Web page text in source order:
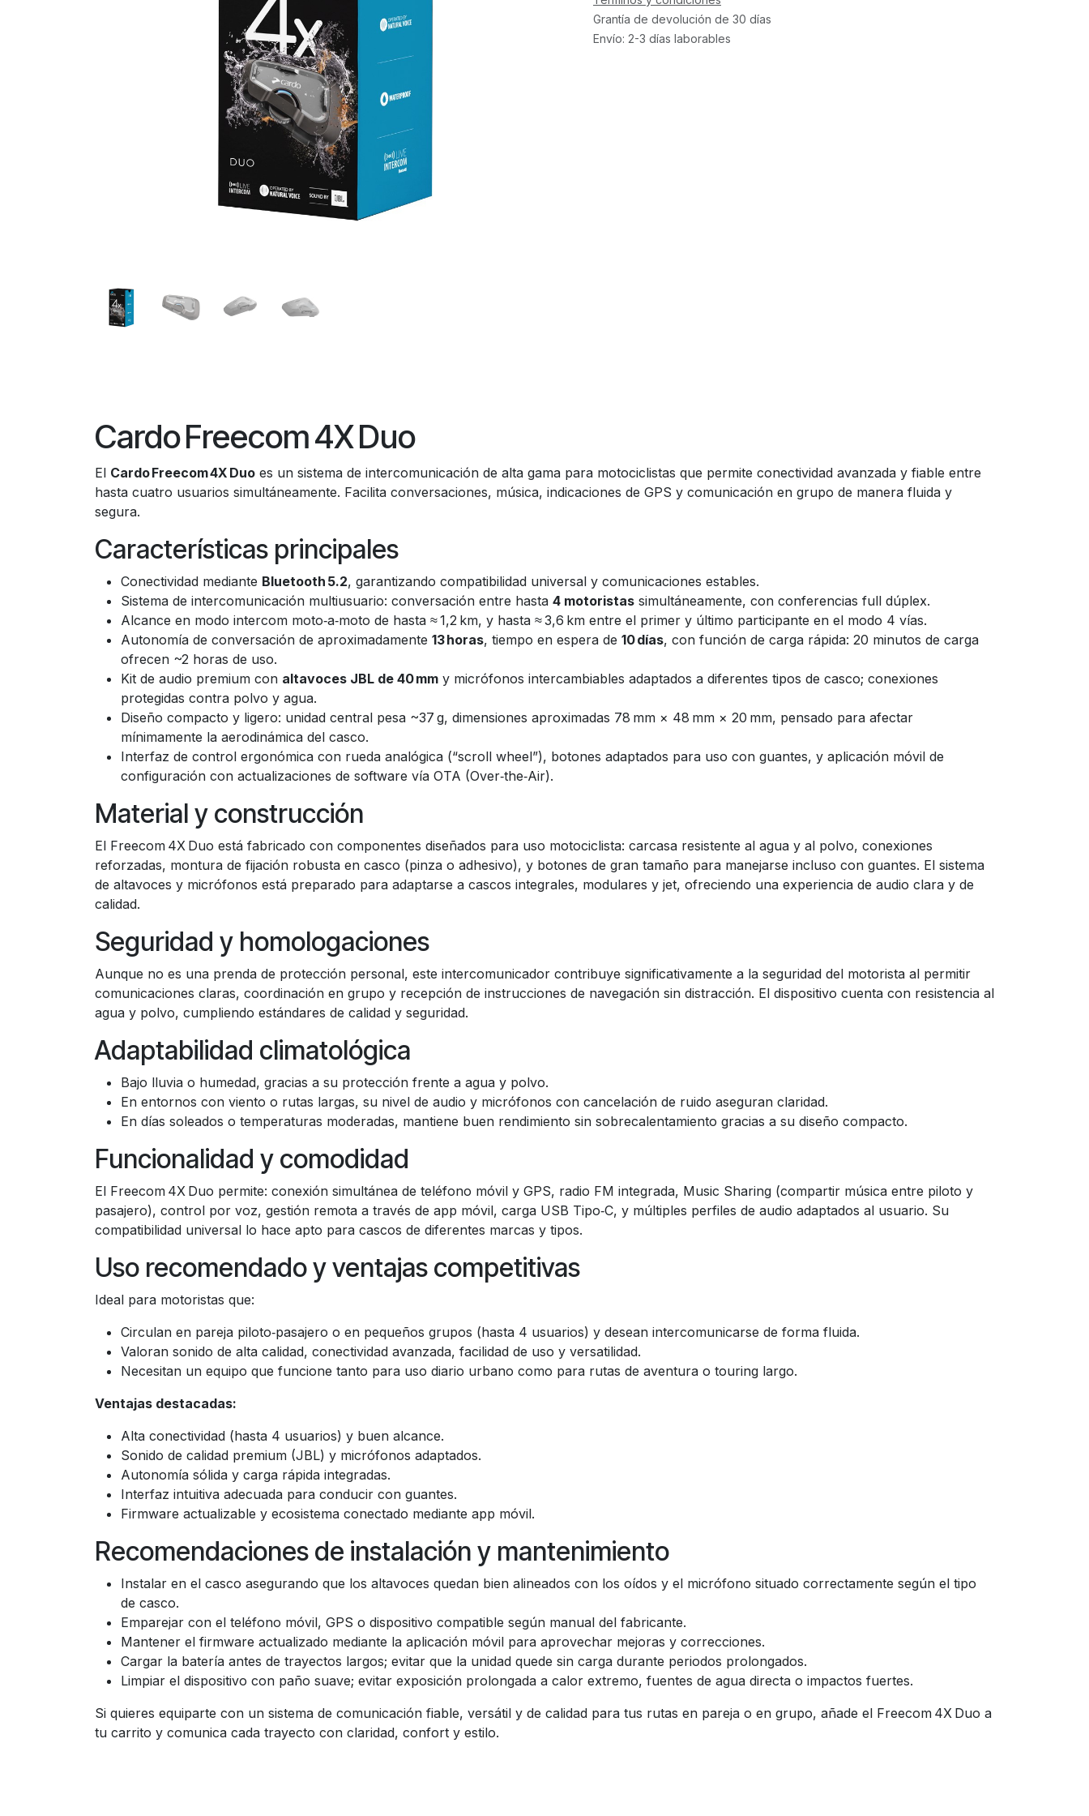
Grantía de devolución de 30 días
Envío: 2-3 días laborables
Cardo Freecom 4X Duo
El Cardo Freecom 4X Duo es un sistema de intercomunicación de alta gama para motociclistas que permite conectividad avanzada y fiable entre
hasta cuatro usuarios simultáneamente. Facilita conversaciones, música, indicaciones de GPS y comunicación en grupo de manera fluida y
segura.
Características principales
Conectividad mediante Bluetooth 5.2, garantizando compatibilidad universal y comunicaciones estables.
Sistema de intercomunicación multiusuario: conversación entre hasta 4 motoristas simultáneamente, con conferencias full dúplex.
Alcance en modo intercom moto‑a‑moto de hasta ≈ 1,2 km, y hasta ≈ 3,6 km entre el primer y último participante en el modo 4 vías.
Autonomía de conversación de aproximadamente 13 horas, tiempo en espera de 10 días, con función de carga rápida: 20 minutos de carga
ofrecen ~2 horas de uso.
Kit de audio premium con altavoces JBL de 40 mm y micrófonos intercambiables adaptados a diferentes tipos de casco; conexiones
protegidas contra polvo y agua.
Diseño compacto y ligero: unidad central pesa ~37 g, dimensiones aproximadas 78 mm × 48 mm × 20 mm, pensado para afectar
mínimamente la aerodinámica del casco.
Interfaz de control ergonómica con rueda analógica (“scroll wheel”), botones adaptados para uso con guantes, y aplicación móvil de
configuración con actualizaciones de software vía OTA (Over‑the‑Air).
Material y construcción
El Freecom 4X Duo está fabricado con componentes diseñados para uso motociclista: carcasa resistente al agua y al polvo, conexiones
reforzadas, montura de fijación robusta en casco (pinza o adhesivo), y botones de gran tamaño para manejarse incluso con guantes. El sistema
de altavoces y micrófonos está preparado para adaptarse a cascos integrales, modulares y jet, ofreciendo una experiencia de audio clara y de
calidad.
Seguridad y homologaciones
Aunque no es una prenda de protección personal, este intercomunicador contribuye significativamente a la seguridad del motorista al permitir
comunicaciones claras, coordinación en grupo y recepción de instrucciones de navegación sin distracción. El dispositivo cuenta con resistencia al
agua y polvo, cumpliendo estándares de calidad y seguridad.
Adaptabilidad climatológica
Bajo lluvia o humedad, gracias a su protección frente a agua y polvo.
En entornos con viento o rutas largas, su nivel de audio y micrófonos con cancelación de ruido aseguran claridad.
En días soleados o temperaturas moderadas, mantiene buen rendimiento sin sobrecalentamiento gracias a su diseño compacto.
Funcionalidad y comodidad
El Freecom 4X Duo permite: conexión simultánea de teléfono móvil y GPS, radio FM integrada, Music Sharing (compartir música entre piloto y
pasajero), control por voz, gestión remota a través de app móvil, carga USB Tipo‑C, y múltiples perfiles de audio adaptados al usuario. Su
compatibilidad universal lo hace apto para cascos de diferentes marcas y tipos.
Uso recomendado y ventajas competitivas
Ideal para motoristas que:
Circulan en pareja piloto‑pasajero o en pequeños grupos (hasta 4 usuarios) y desean intercomunicarse de forma fluida.
Valoran sonido de alta calidad, conectividad avanzada, facilidad de uso y versatilidad.
Necesitan un equipo que funcione tanto para uso diario urbano como para rutas de aventura o touring largo.
Ventajas destacadas:
Alta conectividad (hasta 4 usuarios) y buen alcance.
Sonido de calidad premium (JBL) y micrófonos adaptados.
Autonomía sólida y carga rápida integradas.
Interfaz intuitiva adecuada para conducir con guantes.
Firmware actualizable y ecosistema conectado mediante app móvil.
Recomendaciones de instalación y mantenimiento
Instalar en el casco asegurando que los altavoces quedan bien alineados con los oídos y el micrófono situado correctamente según el tipo
de casco.
Emparejar con el teléfono móvil, GPS o dispositivo compatible según manual del fabricante.
Mantener el firmware actualizado mediante la aplicación móvil para aprovechar mejoras y correcciones.
Cargar la batería antes de trayectos largos; evitar que la unidad quede sin carga durante periodos prolongados.
Limpiar el dispositivo con paño suave; evitar exposición prolongada a calor extremo, fuentes de agua directa o impactos fuertes.
Si quieres equiparte con un sistema de comunicación fiable, versátil y de calidad para tus rutas en pareja o en grupo, añade el Freecom 4X Duo a
tu carrito y comunica cada trayecto con claridad, confort y estilo.